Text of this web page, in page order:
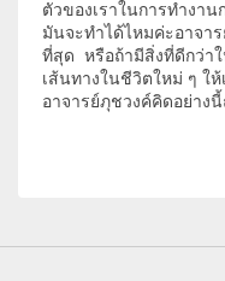
ตัวของเราในการทำงา
มันจะทำได้ไหมค่ะอาจา
ที่สุด หรือถ้ามีสิ่งที่ดีกว่าใ
เส้นทางในชีวิตใหม่ ๆ ใ
อาจารย์ภุชวงค์คิดอย่าง